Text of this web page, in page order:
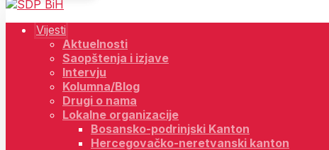
Vijesti
Aktuelnosti
Saopštenja i izjave
Intervju
Kolumna/Blog
Drugi o nama
Lokalne organizacije
Bosansko-podrinjski Kanton
Hercegovačko-neretvanski kanton